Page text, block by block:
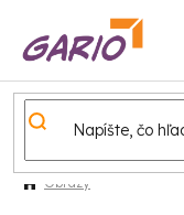
obsah
Obrazy